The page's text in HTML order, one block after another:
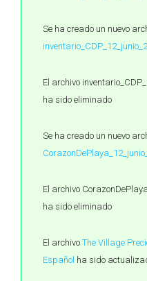
Se ha creado un nuevo
El archivo
ha sido eliminado
Se ha creado un nuevo
El archivo
ha sido eliminado
El archivo The Village
Español ha sido